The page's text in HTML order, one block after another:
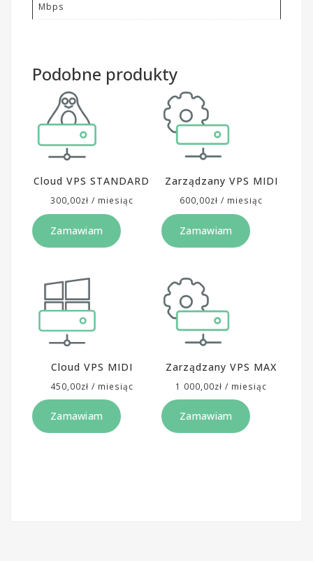
Mbps
Podobne produkty
Cloud VPS STANDARD
300,00zł / miesiąc
Zamawiam
Zarządzany VPS MIDI
600,00zł / miesiąc
Zamawiam
Cloud VPS MIDI
450,00zł / miesiąc
Zamawiam
Zarządzany VPS MAX
1 000,00zł / miesiąc
Zamawiam